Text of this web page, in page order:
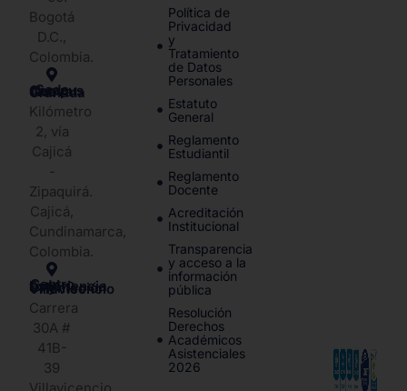
Bogotá
D.C.,
Colombia.
Sede Campus Nueva Granada
Kilómetro
2, vía
Cajicá
-
Zipaquirá.
Cajicá,
Cundinamarca,
Colombia.
Centro de Experiencia y Orientación Villavicencio
Carrera
30A #
41B-
39
Política de
Privacidad
y
Tratamiento
de Datos
Personales
Estatuto
General
Reglamento
Estudiantil
Reglamento
Docente
Acreditación
Institucional
Transparencia
y acceso a la
información
pública
Resolución
Derechos
Académicos
Asistenciales
2026